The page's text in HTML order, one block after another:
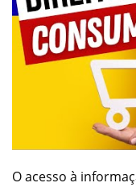
O acesso à